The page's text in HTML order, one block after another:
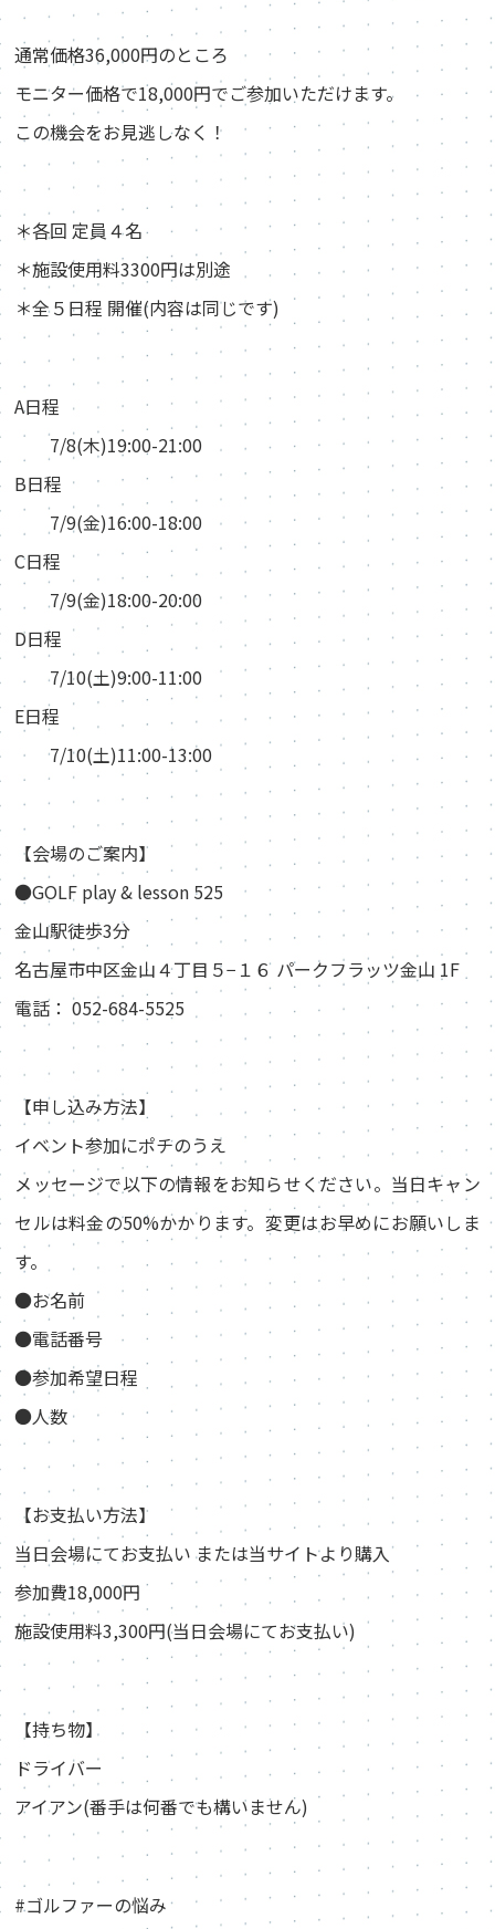
通常価格36,000円のところ
モニター価格で18,000円でご参加いただけます。
この機会をお見逃しなく！
＊各回 定員４名
＊施設使用料3300円は別途
＊全５日程 開催(内容は同じです)
A日程
7/8(木)19:00-21:00
B日程
7/9(金)16:00-18:00
C日程
7/9(金)18:00-20:00
D日程
7/10(土)9:00-11:00
E日程
7/10(土)11:00-13:00
【会場のご案内】
●GOLF play & lesson 525
金山駅徒歩3分
名古屋市中区金山４丁目５−１６ パークフラッツ金山 1F
電話： 052-684-5525
【申し込み方法】
イベント参加にポチのうえ
メッセージで以下の情報をお知らせください。当日キャン
セルは料金の50%かかります。変更はお早めにお願いしま
す。
●お名前
●電話番号
●参加希望日程
●人数
【お支払い方法】
当日会場にてお支払い または当サイトより購入
参加費18,000円
施設使用料3,300円(当日会場にてお支払い)
【持ち物】
ドライバー
アイアン(番手は何番でも構いません)
#ゴルファーの悩み